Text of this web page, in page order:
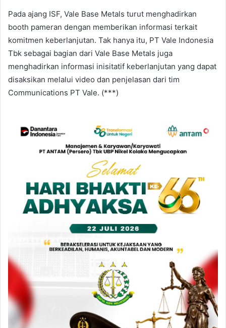
Pada ajang ISF, Vale Base Metals turut menghadirkan
booth pameran dengan memberikan informasi terkait
komitmen keberlanjutan. Tak hanya itu, PT Vale Indonesia
Tbk sebagai bagian dari Vale Base Metals juga
menghadirkan informasi inisitatif keberlanjutan yang dapat
disaksikan melalui video dan penjelasan dari tim
Communications PT Vale. (***)